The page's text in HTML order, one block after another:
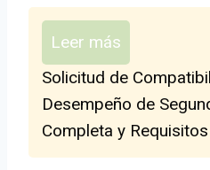
Leer más
Solicitud de
Desempeño de
Completa y